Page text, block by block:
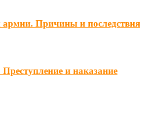
армии. Причины и последствия
и наказание